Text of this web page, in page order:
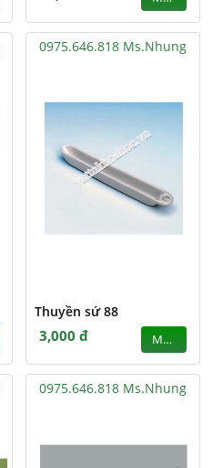
0975.646.818 Ms.Nhung
Thuyền sứ 88
3,000 đ MUA
0975.646.818 Ms.Nhung